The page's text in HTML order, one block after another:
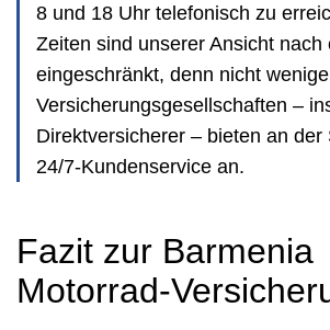
8 und 18 Uhr telefonisch zu
Zeiten sind unserer Ansicht nach
eingeschränkt, denn nicht wenige
Versicherungsgesellschaften –
Direktversicherer – bieten an der
24/7-Kundenservice an.
Fazit zur Barmenia
Motorrad-